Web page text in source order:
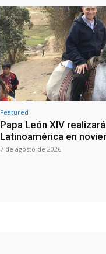
Featured
Papa León XIV
Latinoamérica en
7 de agosto de 2026